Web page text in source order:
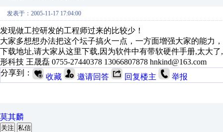
发表于：2005-11-17 17:04:00
发现做工控研发的工程师过来的比较少！
大家多想想办法把这个坛子搞火一点，一方面增强大家的能力
下载地址,请大家从这里下载,因为软件中有带软硬件手册,太大
形科技 王晟磊 0755-27440378 13066807878 hnkind@163.com
分享到：
收藏 邀请回答 回复楼主 举报
莫其麟
关注 私信